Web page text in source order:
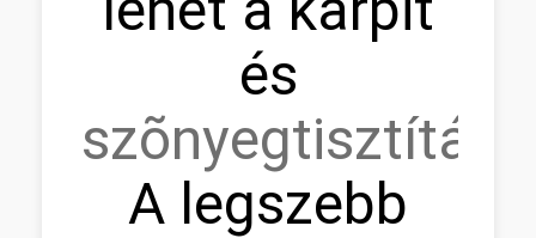
és
szõnyegtisztítás.
A legszebb